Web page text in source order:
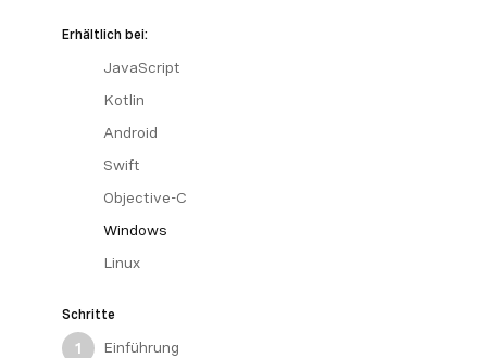
Erhältlich bei:
JavaScript
Kotlin
Android
Swift
Objective-C
Windows
Linux
Schritte
1
Einführung